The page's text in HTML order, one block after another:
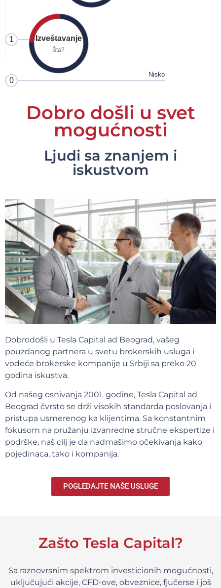
0
Nisko
1 Izveštavanje
Šta?
Dobro došli u svet
mogućnosti
Ljudi sa znanjem i
iskustvom
Dobrodošli u Tesla Capital ad Beograd, vašeg
pouzdanog partnera u svetu brokerskih usluga i
vodeće brokerske kompanije u Srbiji sa preko 20
godina iskustva.
Od našeg osnivanja 2001. godine, Tesla Capital ad
Beograd čvrsto se drži visokih standarda poslovanja i
pristupa usmerenog ka klijentima. Sa konstantnim
fokusom na pružanju izvanredne stručne ekspertize i
podrške, naš cilj je da nadmašimo očekivanja kako
pojedinaca, tako i kompanija.
POGLEDAJTE NAŠE USLUGE
Zašto Tesla Capital?
Sa raznovrsnim spektrom investicionih mogućnosti,
uključujući akcije, CFD-ove, obveznice, fjučerse i još